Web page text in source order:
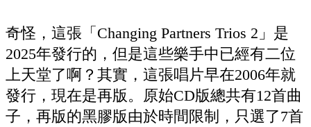
奇怪，這張「Changing Partners Trios 2」是
2025年發行的，但是這些樂手中已經有二位
上天堂了啊？其實，這張唱片早在2006年就
發行，現在是再版。原始CD版總共有12首曲
子，再版的黑膠版由於時間限制，只選了7首